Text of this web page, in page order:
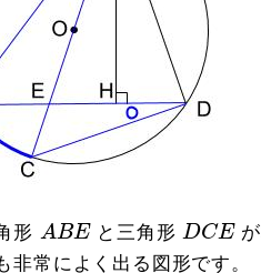
形 ABE
A BE と三角形DCE
DCE が
非常によく出る図形です。